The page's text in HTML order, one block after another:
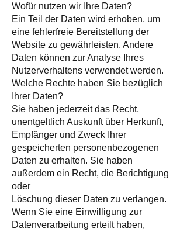
Wofür nutzen wir Ihre Daten?
Ein Teil der Daten wird erhoben, um
eine fehlerfreie Bereitstellung der
Website zu gewährleisten. Andere
Daten können zur Analyse Ihres
Nutzerverhaltens verwendet werden.
Welche Rechte haben Sie bezüglich
Ihrer Daten?
Sie haben jederzeit das Recht,
unentgeltlich Auskunft über Herkunft,
Empfänger und Zweck Ihrer
gespeicherten personenbezogenen
Daten zu erhalten. Sie haben
außerdem ein Recht, die Berichtigung
oder
Löschung dieser Daten zu verlangen.
Wenn Sie eine Einwilligung zur
Datenverarbeitung erteilt haben,